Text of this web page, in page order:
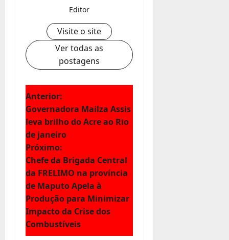
Editor
Visite o site
Ver todas as
postagens
N
a
v
e
g
a
ç
Anterior:
Governadora Mailza Assis
leva brilho do Acre ao Rio
de janeiro
Próximo:
Chefe da Brigada Central
da FRELIMO na província
de Maputo Apela à
Produção para Minimizar
Impacto da Crise dos
Combustíveis